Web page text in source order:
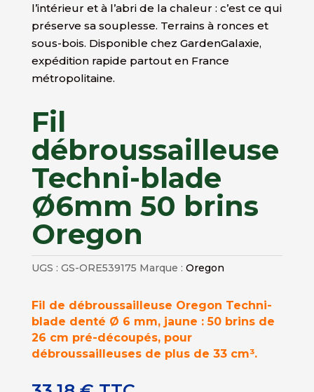
l’intérieur et à l’abri de la chaleur : c’est ce qui
préserve sa souplesse. Terrains à ronces et
sous-bois. Disponible chez GardenGalaxie,
expédition rapide partout en France
métropolitaine.
Fil
débroussailleuse
Techni-blade
Ø6mm 50 brins
Oregon
UGS : GS-ORE539175 Marque : Oregon
Fil de débroussailleuse Oregon Techni-
blade denté Ø 6 mm, jaune : 50 brins de
26 cm pré-découpés, pour
débroussailleuses de plus de 33 cm³.